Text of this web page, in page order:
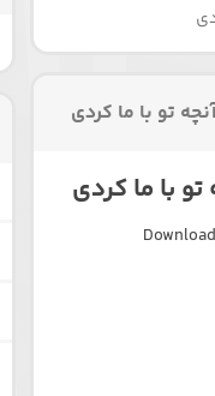
تو با ما کردی
با ما کردی